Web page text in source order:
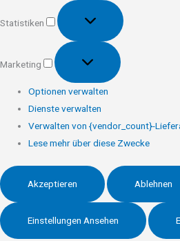
Statistiken
Statistiken
Marketing
Marketing
Optionen verwalten
Dienste verwalten
Verwalten von {vendor_count}-
Lese mehr über diese Zwecke
Akzeptieren Ablehnen
Einstellungen Ansehen